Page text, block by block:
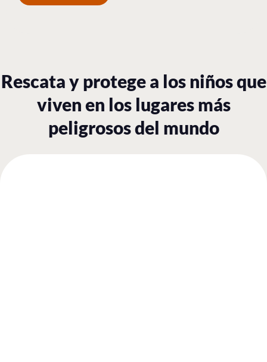
Rescata y protege a los niños que
viven en los lugares más
peligrosos del mundo